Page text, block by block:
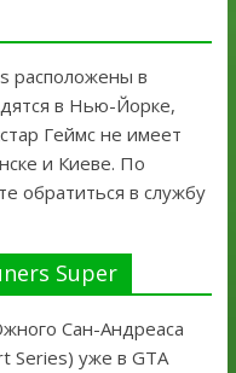
расположены в
в Нью-Йорке,
Геймс не имеет
и Киеве. По
обратиться в службу
Super
Сан-Андреаса
Series) уже в GTA